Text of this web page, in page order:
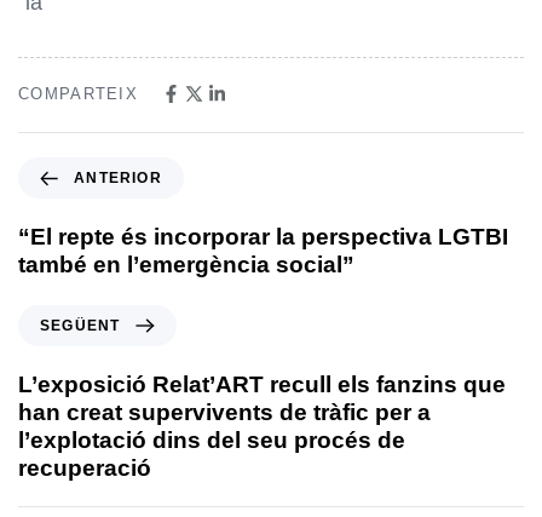
COMPARTEIX
ANTERIOR
“El repte és incorporar la perspectiva LGTBI
també en l’emergència social”
SEGÜENT
L’exposició Relat’ART recull els fanzins que
han creat supervivents de tràfic per a
l’explotació dins del seu procés de
recuperació